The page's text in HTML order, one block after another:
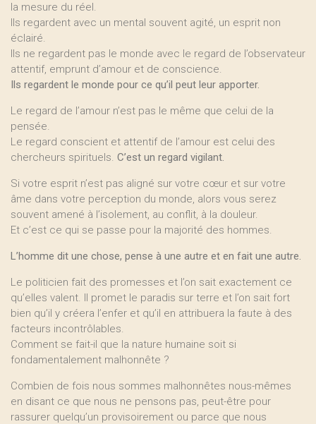
la mesure du réel.
Ils regardent avec un mental souvent agité, un esprit non
éclairé.
Ils ne regardent pas le monde avec le regard de l’observateur
attentif, emprunt d’amour et de conscience.
Ils regardent le monde pour ce qu’il peut leur apporter.
Le regard de l’amour n’est pas le même que celui de la
pensée.
Le regard conscient et attentif de l’amour est celui des
chercheurs spirituels. C’est un regard vigilant.
Si votre esprit n’est pas aligné sur votre cœur et sur votre
âme dans votre perception du monde, alors vous serez
souvent amené à l’isolement, au conflit, à la douleur.
Et c’est ce qui se passe pour la majorité des hommes.
L’homme dit une chose, pense à une autre et en fait une autre.
Le politicien fait des promesses et l’on sait exactement ce
qu’elles valent. Il promet le paradis sur terre et l’on sait fort
bien qu’il y créera l’enfer et qu’il en attribuera la faute à des
facteurs incontrôlables.
Comment se fait-il que la nature humaine soit si
fondamentalement malhonnête ?
Combien de fois nous sommes malhonnêtes nous-mêmes
en disant ce que nous ne pensons pas, peut-être pour
rassurer quelqu’un provisoirement ou parce que nous